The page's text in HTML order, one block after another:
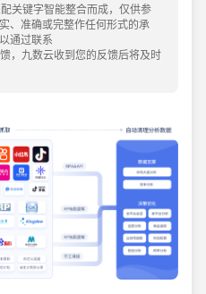
关键字智能整合而成，仅供参
、准确或完整作任何形式的承
通过联系
，九数云收到您的反馈后将及时